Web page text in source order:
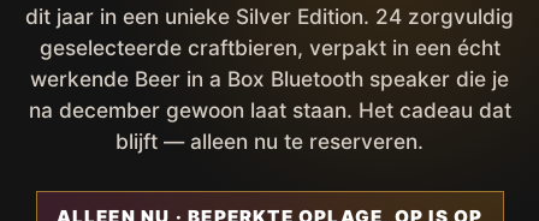
dit jaar in een unieke Silver Edition. 24 zorgvuldig
geselecteerde craftbieren, verpakt in een écht
werkende Beer in a Box Bluetooth speaker die je
na december gewoon laat staan. Het cadeau dat
blijft — alleen nu te reserveren.